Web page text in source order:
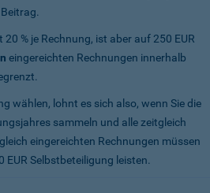
% je Rechnung, ist aber auf 250 EUR
eingereichten Rechnungen innerhalb
wählen, lohnt es sich also, wenn Sie die
sammeln und alle zeitgleich
eingereichten Rechnungen müssen
EUR Selbstbeteiligung leisten.